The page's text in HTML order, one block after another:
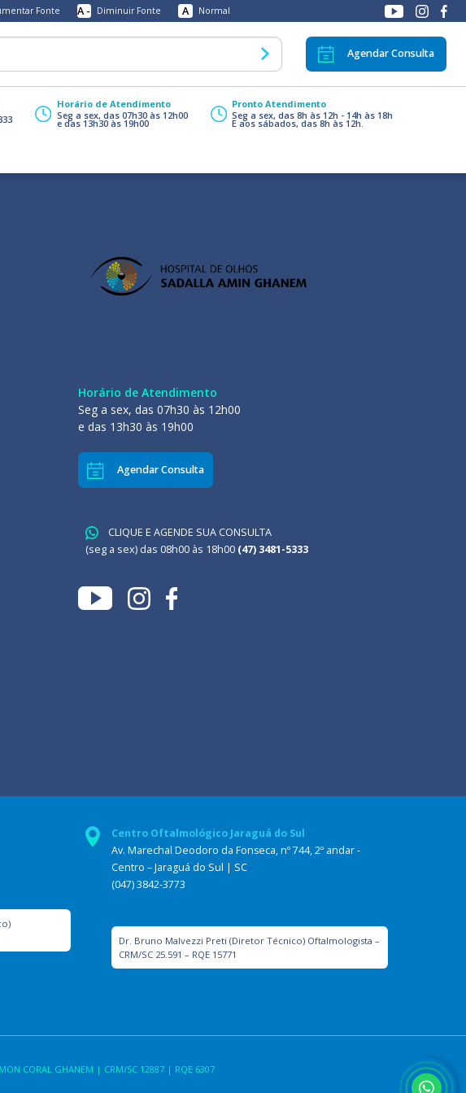
Fonte A - Diminuir Fonte A Normal
Agendar Consulta
Horário de Atendimento
Seg a sex, das 07h30 às 12h00
e das 13h30 às 19h00
Pronto Atendimento
Seg a sex, das 8h às 12h - 14h às 18h
E aos sábados, das 8h às 12h.
Horário de Atendimento
Seg a sex, das 07h30 às 12h00
e das 13h30 às 19h00
Agendar Consulta
CLIQUE E AGENDE SUA CONSULTA
(seg a sex) das 08h00 às 18h00 (47) 3481-5333
Centro Oftalmológico Jaraguá do Sul
Av. Marechal Deodoro da Fonseca, nº 744, 2º andar -
Centro – Jaraguá do Sul | SC
(047) 3842-3773
Dr. Bruno Malvezzi Preti (Diretor Técnico) Oftalmologista –
CRM/SC 25.591 – RQE 15771
CORAL GHANEM | CRM/SC 12887 | RQE 6307